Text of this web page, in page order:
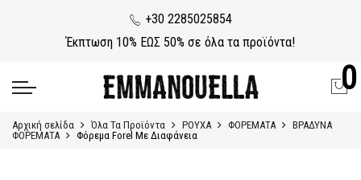
+30 2285025854
Έκπτωση 10% ΕΩΣ 50% σε όλα τα προϊόντα!
0
Αρχική σελίδα Όλα Τα Προϊόντα ΡΟΥΧΑ ΦΟΡΕΜΑΤΑ
ΒΡΑΔΥΝΑ
ΦΟΡΕΜΑΤΑ
Φόρεμα Forel Mε Διαφάνεια